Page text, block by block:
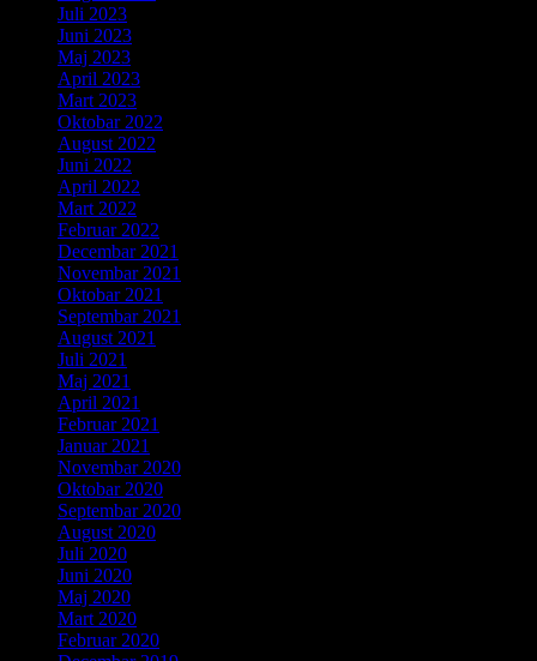
Juli 2023
Juni 2023
Maj 2023
April 2023
Mart 2023
Oktobar 2022
August 2022
Juni 2022
April 2022
Mart 2022
Februar 2022
Decembar 2021
Novembar 2021
Oktobar 2021
Septembar 2021
August 2021
Juli 2021
Maj 2021
April 2021
Februar 2021
Januar 2021
Novembar 2020
Oktobar 2020
Septembar 2020
August 2020
Juli 2020
Juni 2020
Maj 2020
Mart 2020
Februar 2020